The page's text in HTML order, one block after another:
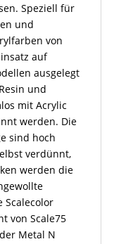
Speziell für
und
von
auf
ausgelegt
und
mit Acrylic
werden. Die
sind hoch
verdünnt,
werden die
Scalecolor
von Scale75
Metal N